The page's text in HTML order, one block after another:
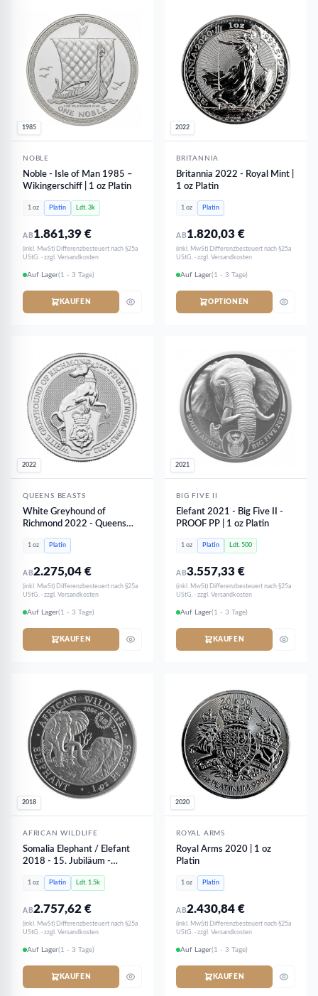
1985
NOBLE
Noble - Isle of Man 1985 –
Wikingerschiff | 1 oz Platin
1 oz Platin Ldt. 3k
AB 1.861,39€
(inkl. MwSt) Differenzbesteuert nach §25a
UStG. · zzgl. Versandkosten
Auf Lager(1 - 3 Tage)
KAUFEN
2022
BRITANNIA
Britannia 2022 - Royal Mint |
1 oz Platin
1 oz Platin
AB 1.820,03€
(inkl. MwSt) Differenzbesteuert nach §25a
UStG. · zzgl. Versandkosten
Auf Lager(1 - 3 Tage)
OPTIONEN
2022
QUEENS BEASTS
White Greyhound of
Richmond 2022 - Queens
Beasts | 1 oz Platin
1 oz Platin
AB2.275,04€
(inkl. MwSt) Differenzbesteuert nach §25a
UStG. · zzgl. Versandkosten
Auf Lager(1 - 3 Tage)
KAUFEN
2021
BIG FIVE II
Elefant 2021 - Big Five II -
PROOF PP | 1 oz Platin
1 oz Platin Ldt. 500
AB3.557,33€
(inkl. MwSt) Differenzbesteuert nach §25a
UStG. · zzgl. Versandkosten
Auf Lager(1 - 3 Tage)
KAUFEN
2018
AFRICAN WILDLIFE
Somalia Elephant / Elefant
2018 - 15. Jubiläum -
African Wildlife | 1 oz Platin
1 oz Platin Ldt. 1.5k
AB2.757,62€
(inkl. MwSt) Differenzbesteuert nach §25a
UStG. · zzgl. Versandkosten
Auf Lager(1 - 3 Tage)
KAUFEN
2020
ROYAL ARMS
Royal Arms 2020 | 1 oz
Platin
1 oz Platin
AB2.430,84€
(inkl. MwSt) Differenzbesteuert nach §25a
UStG. · zzgl. Versandkosten
Auf Lager(1 - 3 Tage)
KAUFEN